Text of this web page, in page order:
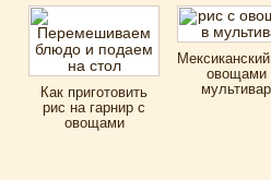
Как приготовить
рис на гарнир с
овощами
овощами